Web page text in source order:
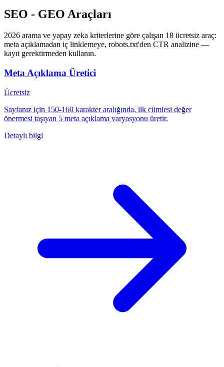
SEO - GEO Araçları
2026 arama ve yapay zeka kriterlerine göre çalışan 18 ücretsiz araç:
meta açıklamadan iç linklemeye, robots.txt'den CTR analizine —
kayıt gerektirmeden kullanın.
Meta Açıklama Üretici
Ücretsiz
Sayfanız için 150-160 karakter aralığında, ilk cümlesi değer
önermesi taşıyan 5 meta açıklama varyasyonu üretir.
Detaylı bilgi